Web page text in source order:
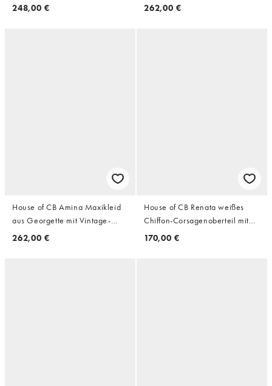
Pfirsich mit Neckholder
248,00 €
Weiß mit geraffter Taille
262,00 €
House of CB Amina Maxikleid
aus Georgette mit Vintage-
Blumenmuster in Flieder
262,00 €
House of CB Renata weißes
Chiffon-Corsagenoberteil mit
Mikroplissees und trägerlos in
170,00 €